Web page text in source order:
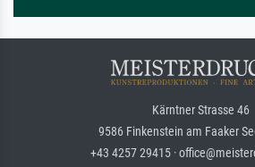
Kärntner Strasse 46
9586 Finkenstein am Faaker
+43 4257 29415 ·